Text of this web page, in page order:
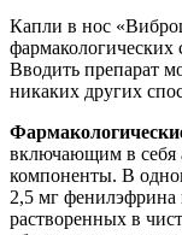
Капли в нос
фармакологических
Вводить препарат
никаких других
включающим в себя
компоненты. В
2,5 мг фенилэфрина
растворенных в